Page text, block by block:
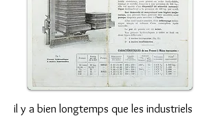
il y a bien longtemps que les industriels